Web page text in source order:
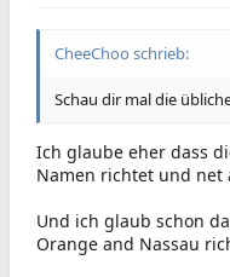
CheeChoo schrieb:
Schau dir mal die
Ich glaube eher dass
Namen richtet und net
Und ich glaub schon
Orange and Nassau